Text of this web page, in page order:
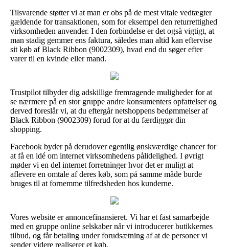
Tilsvarende støtter vi at man er obs på de mest vitale vedtægter
gældende for transaktionen, som for eksempel den returrettighed
virksomheden anvender. I den forbindelse er det også vigtigt, at
man stadig gemmer ens faktura, således man altid kan eftervise
sit køb af Black Ribbon (9002309), hvad end du søger efter
varer til en kvinde eller mand.
Trustpilot tilbyder dig adskillige fremragende muligheder for at
se nærmere på en stor gruppe andre konsumenters opfattelser og
derved foreslår vi, at du eftergår netshoppens bedømmelser af
Black Ribbon (9002309) forud for at du færdiggør din
shopping.
Facebook byder på derudover egentlig ønskværdige chancer for
at få en idé om internet virksomhedens pålidelighed. I øvrigt
møder vi en del internet forretninger hvor det er muligt at
aflevere en omtale af deres køb, som på samme måde burde
bruges til at fornemme tilfredsheden hos kunderne.
Vores website er annoncefinansieret. Vi har et fast samarbejde
med en gruppe online selskaber når vi introducerer butikkernes
tilbud, og får betaling under forudsætning af at de personer vi
sender videre realiserer et køb.